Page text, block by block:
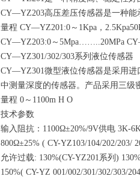
CY—YZ203高压差压传感器是一种能
量程 CY—YZ201:0～1Kpa，
CY—YZ203:0～5Mpa……..20MPa
CY—YZ301/302/303系列液位传感器
CY—YZ301微型液位传感器是采用
中测量深度的传感器。产品采用三
量程 0～1100m H O
技术参数
输入阻抗：1100Ω±20%/9V供电 3K-
800Ω±25% ( CY-YZ103/104/202/203/
允许过载: 130%(CY-YZ201系列)
150%( CY-YZ 001/002/301/302/303/